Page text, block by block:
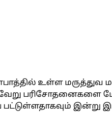
உள்ள மருத்துவ
இன்று